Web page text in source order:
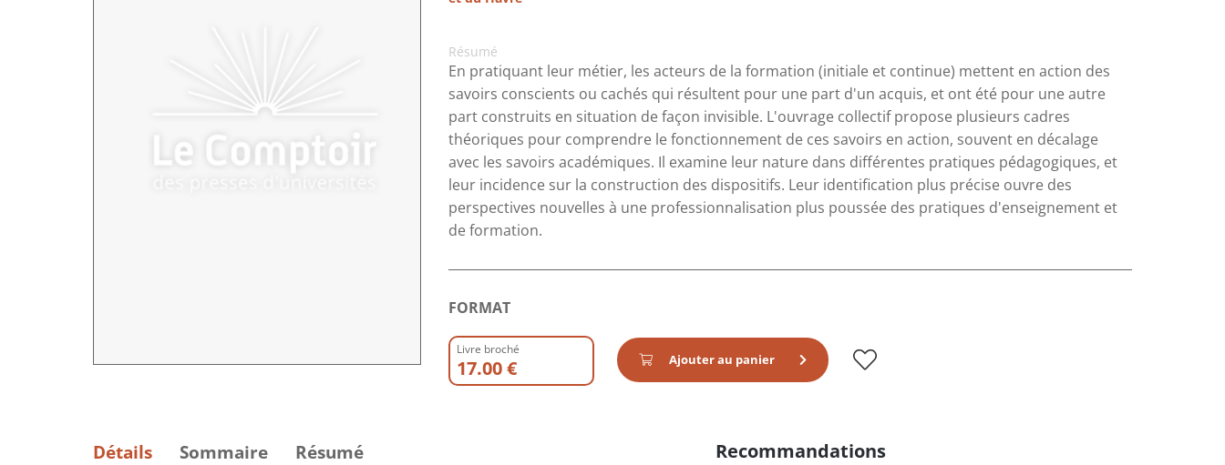
Résumé
En pratiquant leur métier, les acteurs de la formation (initiale et continue) mettent en action des
savoirs conscients ou cachés qui résultent pour une part d'un acquis, et ont été pour une autre
part construits en situation de façon invisible. L'ouvrage collectif propose plusieurs cadres
théoriques pour comprendre le fonctionnement de ces savoirs en action, souvent en décalage
avec les savoirs académiques. Il examine leur nature dans différentes pratiques pédagogiques, et
leur incidence sur la construction des dispositifs. Leur identification plus précise ouvre des
perspectives nouvelles à une professionnalisation plus poussée des pratiques d'enseignement et
de formation.
FORMAT
Livre broché
17.00 € Ajouter au panier
Détails Sommaire Résumé Recommandations